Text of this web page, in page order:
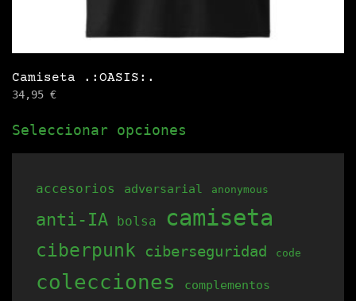
Camiseta .:OASIS:.
34,95 €
Seleccionar opciones
tiene
múltiples
Las
opciones
pueden
accesorios adversarial anonymous
anti-IA bolsa camiseta
ciberpunk ciberseguridad code
colecciones complementos